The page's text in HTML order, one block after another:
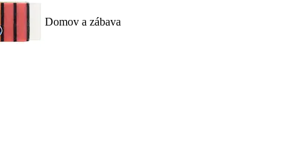
Domov a zábava